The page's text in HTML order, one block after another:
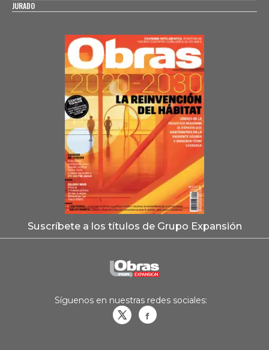
JURADO
Suscríbete a los títulos de Grupo Expansión
Síguenos en nuestras redes sociales: